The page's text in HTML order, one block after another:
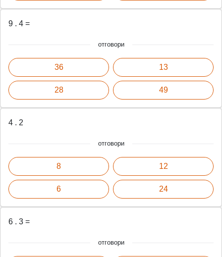
9 . 4 =
отговори
36
28
13
49
4 . 2
отговори
8
6
12
24
6 . 3 =
отговори